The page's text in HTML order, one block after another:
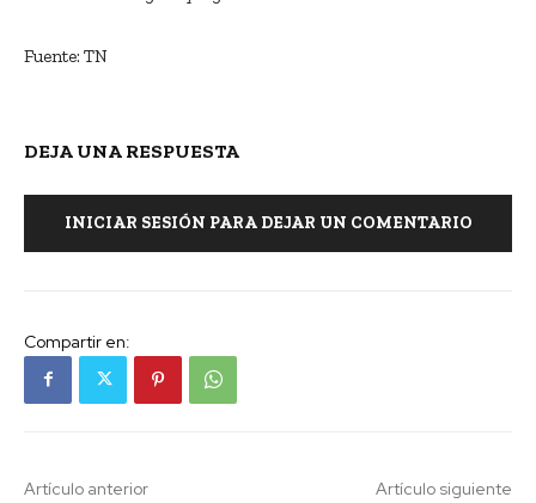
Fuente: TN
DEJA UNA RESPUESTA
INICIAR SESIÓN PARA DEJAR UN COMENTARIO
Compartir en:
Artículo anterior Artículo siguiente